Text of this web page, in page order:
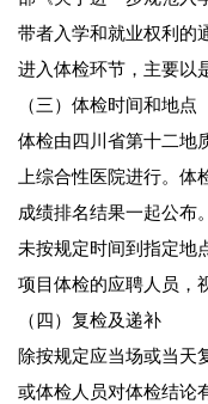
带者入学和就业权利的
进入体检环节，主要以
（三）体检时间和地点
体检由四川省第十二地
上综合性医院进行。体
成绩排名结果一起公布。
未按规定时间到指定地
项目体检的应聘人员，
（四）复检及递补
除按规定应当场或当天
或体检人员对体检结论